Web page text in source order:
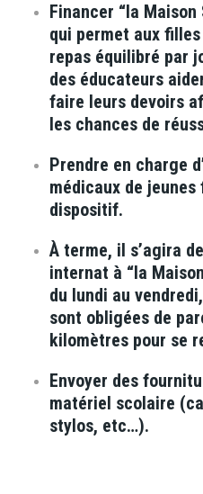
Financer “la
qui permet aux filles
repas équilibré par
des éducateurs
faire leurs devoirs
les chances de
Prendre en charge
médicaux de
dispositif.
À terme, il s’agira
internat à “la
du lundi au
sont obligées de
kilomètres pour se
Envoyer des
matériel scolaire
stylos, etc…).